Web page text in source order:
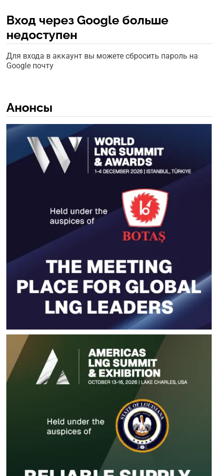
Вход через Google больше
недоступен
Для входа в аккаунт вы можете сбросить пароль на
Google почту
Анонсы